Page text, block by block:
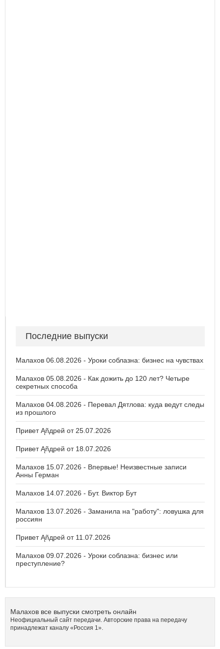
Последние выпуски
Малахов 06.08.2026 - Уроки соблазна: бизнес на чувствах
Малахов 05.08.2026 - Как дожить до 120 лет? Четыре
секретных способа
Малахов 04.08.2026 - Перевал Дятлова: куда ведут следы
из прошлого
Привет Ąñдpей от 25.07.2026
Привет Ąñдpей от 18.07.2026
Малахов 15.07.2026 - Впервые! Неизвестные записи
Анны Герман
Малахов 14.07.2026 - Бут. Виктор Бут
Малахов 13.07.2026 - Заманила на "работу": ловушка для
россиян
Привет Ąñдpей от 11.07.2026
Малахов 09.07.2026 - Уроки соблазна: бизнес или
преступление?
Малахов все выпуски смотреть онлайн
Неофициальный сайт передачи. Авторские права на передачу
принадлежат каналу «Россия 1».